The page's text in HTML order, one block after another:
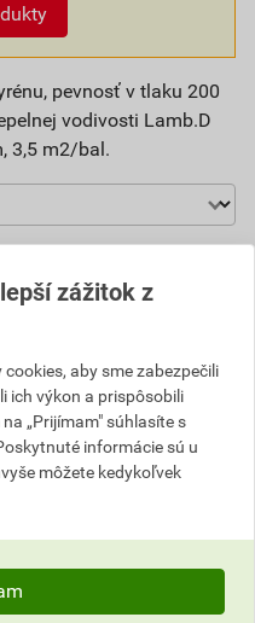
pevnosť v tlaku 200
vodivosti Lamb.D
3,5 m2/bal.
marca 2021, nutné
zážitok z
aby sme zabezpečili
ich výkon a prispôsobili
„Prijímam" súhlasíte s
informácie sú u
môžete kedykoľvek